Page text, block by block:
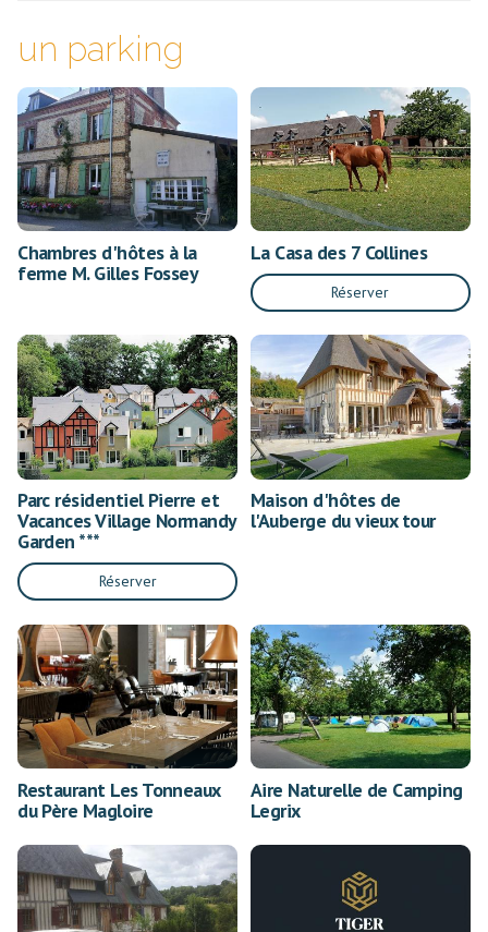
un parking
Chambres d'hôtes à la
ferme M. Gilles Fossey
La Casa des 7 Collines
Réserver
Parc résidentiel Pierre et
Vacances Village Normandy
Garden ***
Réserver
Maison d'hôtes de
l'Auberge du vieux tour
Restaurant Les Tonneaux
du Père Magloire
Aire Naturelle de Camping
Legrix